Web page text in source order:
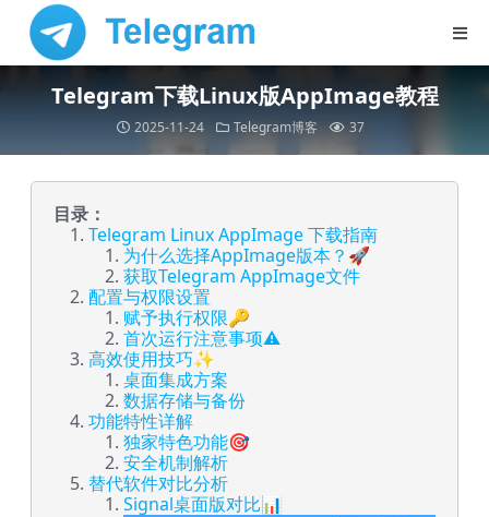
Telegram下载Linux版AppImage教程
2025-11-24 Telegram博客 37
目录：
Telegram Linux AppImage 下载指南
为什么选择AppImage版本？🚀
获取Telegram AppImage文件
配置与权限设置
赋予执行权限🔑
首次运行注意事项⚠️
高效使用技巧✨
桌面集成方案
数据存储与备份
功能特性详解
独家特色功能🎯
安全机制解析
替代软件对比分析
Signal桌面版对比📊